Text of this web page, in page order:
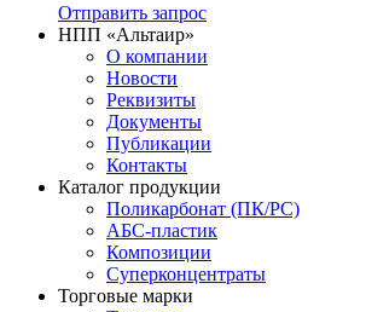
Отправить запрос
НПП «Альтаир»
О компании
Новости
Реквизиты
Документы
Публикации
Контакты
Каталог продукции
Поликарбонат (ПК/PC)
АБС-пластик
Композиции
Суперконцентраты
Торговые марки